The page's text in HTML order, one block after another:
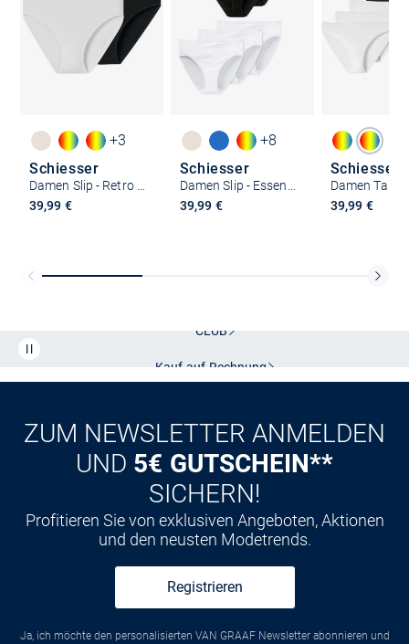
+3
Schiesser
39,99 €
+8
Schiesser
39,99 €
Schiesser
39,99 €
CLUB
Kauf auf Rechnung
ZUM NEWSLETTER ANMELDEN
UND 5€ GUTSCHEIN**
SICHERN!
Profitieren Sie von exklusiven Angeboten, Aktionen
und den neusten Modetrends.
Registrieren
Ja, ich möchte den personalisierten VAN GRAAF Newsletter abonnieren und